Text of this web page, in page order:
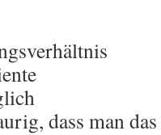
dass man